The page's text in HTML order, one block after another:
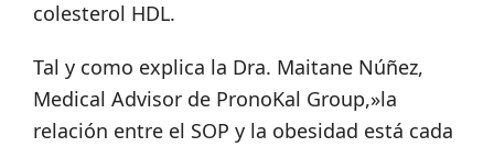
colesterol HDL.
Tal y como explica la Dra. Maitane Núñez,
Medical Advisor de PronoKal Group,»la
relación entre el SOP y la obesidad está cada